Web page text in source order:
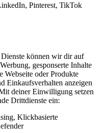
Pinterest, TikTok
können wir dir auf
gesponserte Inhalte
Webseite oder Produkte
Einkaufsverhalten anzeigen
deiner Einwilligung setzen
Drittdienste ein:
Klickbasierte